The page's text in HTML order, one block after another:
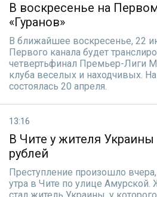
В воскресенье на
«Гуранов»
В ближайшее воскресенье, 22
Первого канала будет
четвертьфинал Премьер-Лиги
клуба веселых и находчивых.
состоялась 20 апреля.
13:16
В Чите у жителя
рублей
Преступление произошло
утра в Чите по улице Амурской.